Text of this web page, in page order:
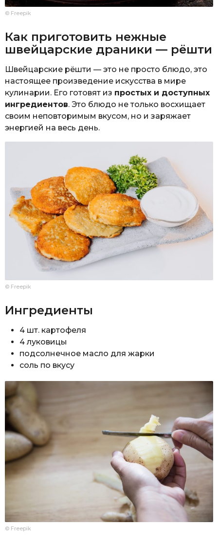
© Freepik
Как приготовить нежные
швейцарские драники — рёшти
Швейцарские рёшти — это не просто блюдо, это
настоящее произведение искусства в мире
кулинарии. Его готовят из простых и доступных
ингредиентов. Это блюдо не только восхищает
своим неповторимым вкусом, но и заряжает
энергией на весь день.
© Freepik
Ингредиенты
4 шт. картофеля
4 луковицы
подсолнечное масло для жарки
соль по вкусу
© Freepik